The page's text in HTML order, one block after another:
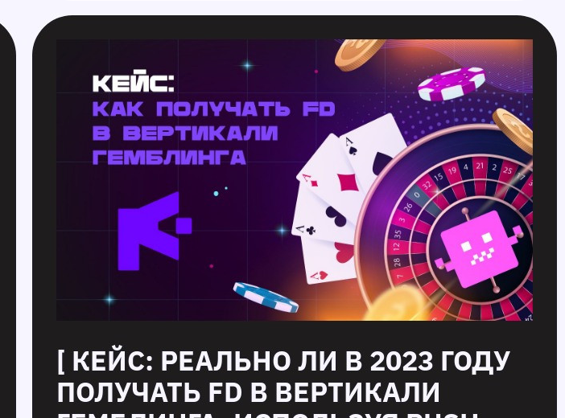
[ КЕЙС: РЕАЛЬНО ЛИ В 2023 ГОДУ
ПОЛУЧАТЬ FD В ВЕРТИКАЛИ